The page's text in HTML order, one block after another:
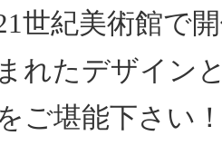
世紀美術館で
れたデザイン
ご堪能下さい